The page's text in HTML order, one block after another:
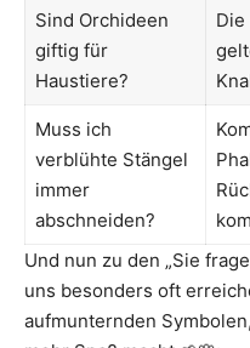
Sind Orchideen
giftig für
Haustiere?
Muss ich
verblühte Stängel
immer
abschneiden?
Und nun zu den „Sie
uns besonders oft
aufmunternden